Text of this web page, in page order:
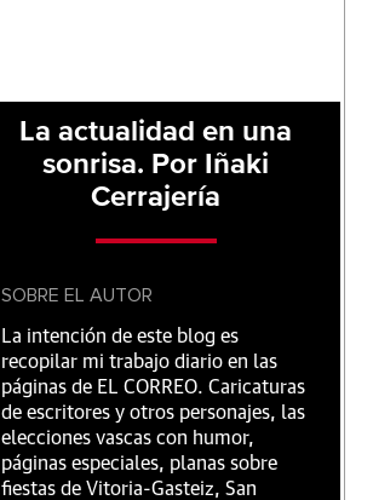
La actualidad en una
sonrisa. Por Iñaki
Cerrajería
SOBRE EL AUTOR
La intención de este blog es
recopilar mi trabajo diario en las
páginas de EL CORREO. Caricaturas
de escritores y otros personajes, las
elecciones vascas con humor,
páginas especiales, planas sobre
fiestas de Vitoria-Gasteiz, San